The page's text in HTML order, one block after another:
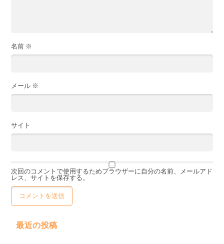
名前 ※
メール ※
サイト
次回のコメントで使用するためブラウザーに自分の名前、メールアド
レス、サイトを保存する。
最近の投稿